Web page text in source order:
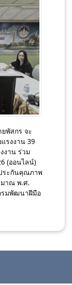
พัสกร จะ
รงงาน 39
งาน ร่วม
(ออนไลน์)
ระกันคุณภาพ
มาณ พ.ศ.
รมพัฒนาฝีมือ